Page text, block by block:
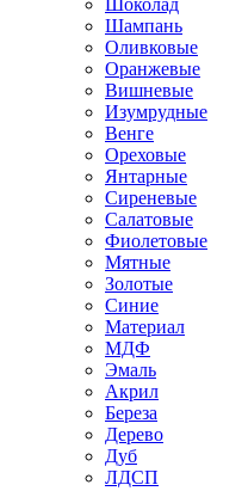
Шоколад
Шампань
Оливковые
Оранжевые
Вишневые
Изумрудные
Венге
Ореховые
Янтарные
Сиреневые
Салатовые
Фиолетовые
Мятные
Золотые
Синие
Материал
МДФ
Эмаль
Акрил
Береза
Дерево
Дуб
ЛДСП